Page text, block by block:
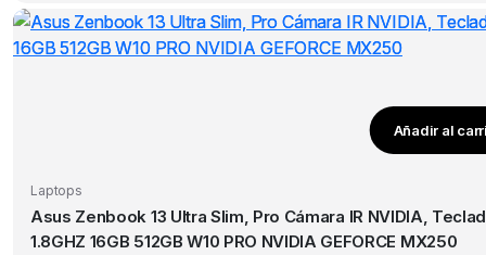
Añadir al
Laptops
Asus Zenbook 13 Ultra Slim, Pro Cámara IR NVIDIA,
1.8GHZ 16GB 512GB W10 PRO NVIDIA GEFORCE MX250